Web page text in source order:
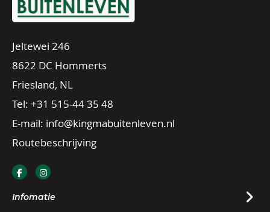
Jeltewei 246
8622 DC Hommerts
Friesland, NL
Tel: +31 515-44 35 48
E-mail: info@kingmabuitenleven.nl
Routebeschrijving
Infomatie